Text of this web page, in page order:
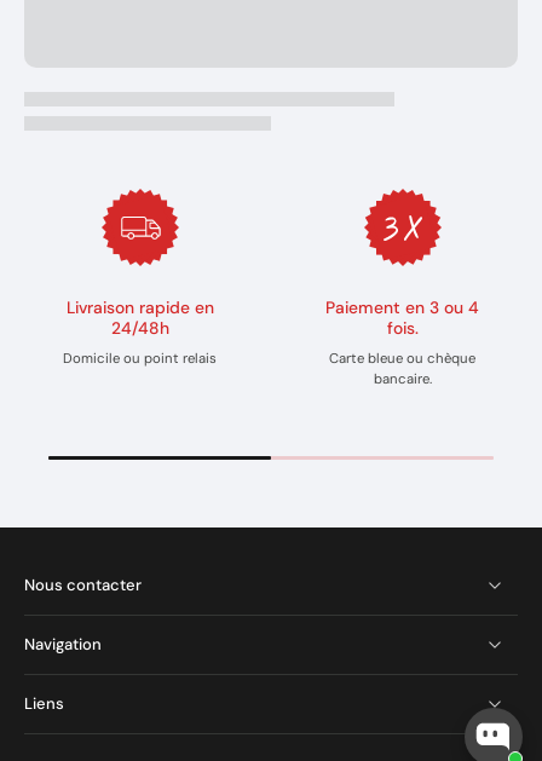
Livraison rapide en
24/48h
Domicile ou point relais
Paiement en 3 ou 4
fois.
Carte bleue ou chèque
bancaire.
Nous contacter
Navigation
Liens